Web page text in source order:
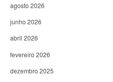
agosto 2026
junho 2026
abril 2026
fevereiro 2026
dezembro 2025